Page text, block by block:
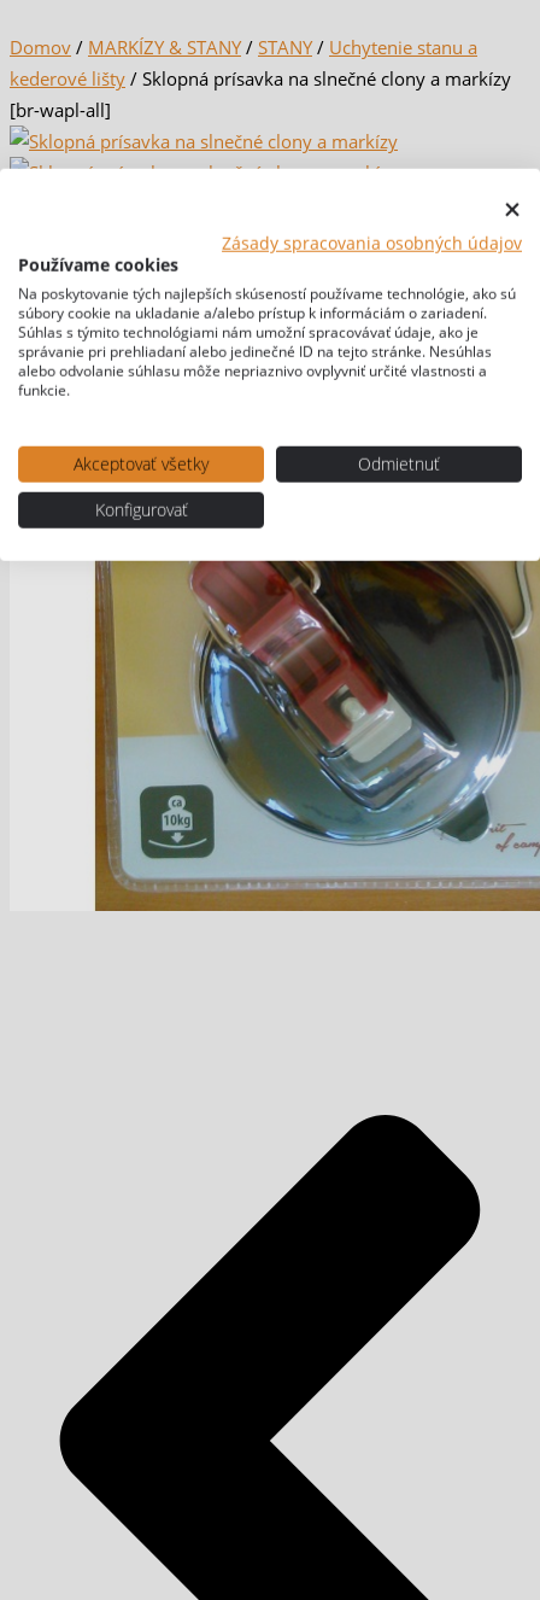
Domov / MARKÍZY & STANY/ STANY/ Uchytenie stanu a
kederové lišty / Sklopná prísavka na slnečné clony a markízy
[br-wapl-all]
Zásady spracovania osobných údajov
Používame cookies
Na poskytovanie tých najlepších skúseností používame technológie, ako sú
súbory cookie na ukladanie a/alebo prístup k informáciám o zariadení.
Súhlas s týmito technológiami nám umožní spracovávať údaje, ako je
správanie pri prehliadaní alebo jedinečné ID na tejto stránke. Nesúhlas
alebo odvolanie súhlasu môže nepriaznivo ovplyvniť určité vlastnosti a
funkcie.
Akceptovať všetky
Odmietnuť
Konfigurovať